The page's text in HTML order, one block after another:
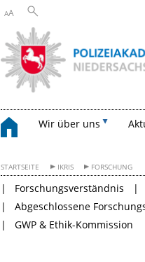
AA
Wir über uns
STARTSEITE IKRIS FORSCHUNG
Forschungsverständnis
Abgeschlossene
GWP & Ethik-Kommission